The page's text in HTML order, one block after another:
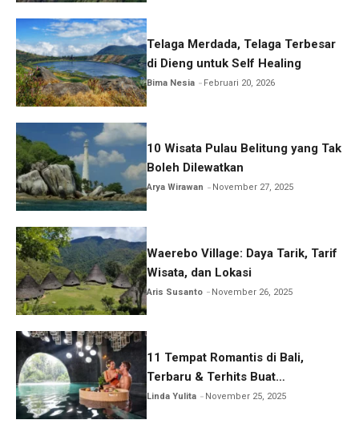
Telaga Merdada, Telaga Terbesar
di Dieng untuk Self Healing
Bima Nesia Februari 20, 2026
10 Wisata Pulau Belitung yang Tak
Boleh Dilewatkan
Arya Wirawan November 27, 2025
Waerebo Village: Daya Tarik, Tarif
Wisata, dan Lokasi
Aris Susanto November 26, 2025
11 Tempat Romantis di Bali,
Terbaru & Terhits Buat
Honeymoon
Linda Yulita November 25, 2025